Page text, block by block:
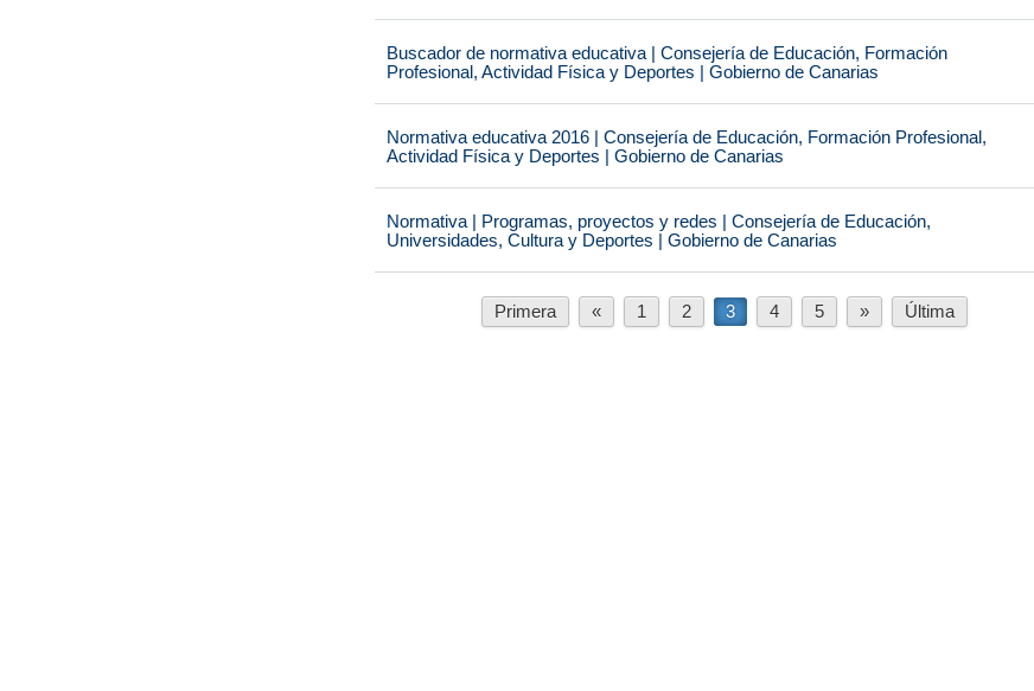
Buscador de normativa educativa | Consejería de Educación, Formación
Profesional, Actividad Física y Deportes | Gobierno de Canarias
Normativa educativa 2016 | Consejería de Educación, Formación Profesional,
Actividad Física y Deportes | Gobierno de Canarias
Normativa | Programas, proyectos y redes | Consejería de Educación,
Universidades, Cultura y Deportes | Gobierno de Canarias
Primera « 1 2 3 4 5 » Última